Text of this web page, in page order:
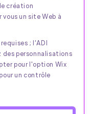
création
un site Web à
; l'ADI
des personnalisations
pour l'option Wix
un contrôle